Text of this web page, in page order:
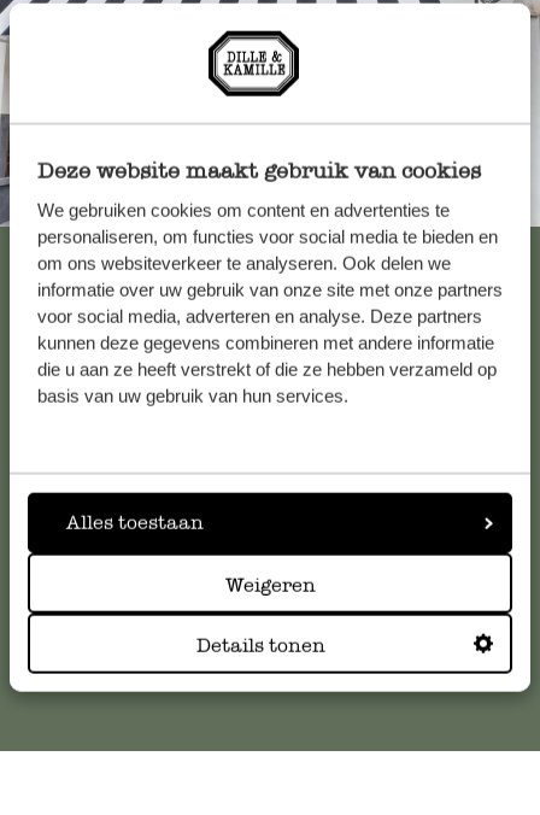
Deze website maakt gebruik van cookies
We gebruiken cookies om content en advertenties te
personaliseren, om functies voor social media te bieden en
om ons websiteverkeer te analyseren. Ook delen we
informatie over uw gebruik van onze site met onze partners
voor social media, adverteren en analyse. Deze partners
kunnen deze gegevens combineren met andere informatie
die u aan ze heeft verstrekt of die ze hebben verzameld op
basis van uw gebruik van hun services.
Alles toestaan
Weigeren
Details tonen
Altijd in de buurt
Bekijk alle 62 winkels
Klantenservice
meestgestelde vragen.
klantenservice@dille-kamille.com
Online Klantenservice